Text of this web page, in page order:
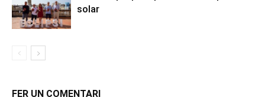
solar
FER UN COMENTARI